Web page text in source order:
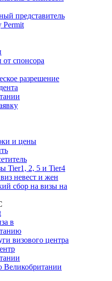
представитель
Permit
спонсора
разрешение
и цены
Tier1, 2, 5 и Tier4
невест и жен
сбор на визы на
в
визового центра
Великобритании